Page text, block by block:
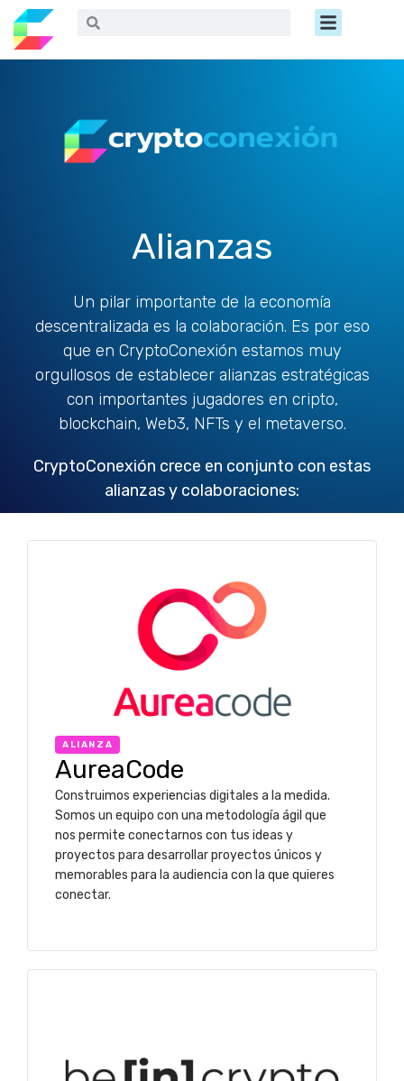
contenido
Buscar Menú
Alianzas
Un pilar importante de la economía
descentralizada es la colaboración. Es por eso
que en CryptoConexión estamos muy
orgullosos de establecer alianzas estratégicas
con importantes jugadores en cripto,
blockchain, Web3, NFTs y el metaverso.
CryptoConexión crece en conjunto con estas
alianzas y colaboraciones:
ALIANZA
AureaCode
Construimos experiencias digitales a la medida.
Somos un equipo con una metodología ágil que
nos permite conectarnos con tus ideas y
proyectos para desarrollar proyectos únicos y
memorables para la audiencia con la que quieres
conectar.